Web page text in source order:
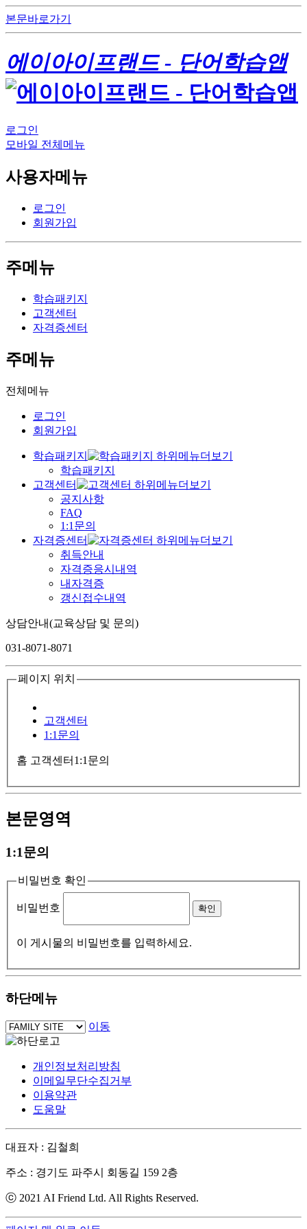
본문바로가기
에이아이프랜드 - 단어학습앱
로그인
모바일 전체메뉴
사용자메뉴
로그인
회원가입
주메뉴
학습패키지
고객센터
자격증센터
주메뉴
전체메뉴
로그인
회원가입
학습패키지
학습패키지
고객센터
공지사항
FAQ
1:1문의
자격증센터
취득안내
자격증응시내역
내자격증
갱신접수내역
상담안내(교육상담 및 문의)
031-8071-8071
페이지 위치
고객센터
1:1문의
홈 고객센터 1:1문의
본문영역
1:1문의
비밀번호 확인
비밀번호
이 게시물의 비밀번호를 입력하세요.
하단메뉴
이동
개인정보처리방침
이메일무단수집거부
이용약관
도움말
대표자 : 김철희
주소 : 경기도 파주시 회동길 159 2층
ⓒ 2021 AI Friend Ltd. All Rights Reserved.